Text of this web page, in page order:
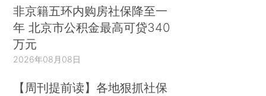
非京籍五环内购房社保降至一
年 北京市公积金最高可贷340
万元
2026年08月08日
【周刊提前读】各地狠抓社保